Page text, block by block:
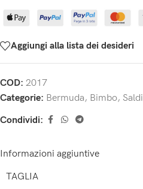
Aggiungi alla lista dei desideri
COD: 2017
Categorie: Bermuda, Bimbo, Saldi
Condividi:
Informazioni aggiuntive
TAGLIA